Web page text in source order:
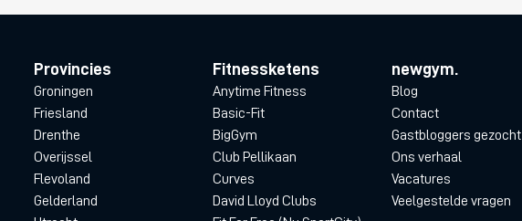
Provincies
Groningen
Friesland
Drenthe
Overijssel
Flevoland
Gelderland
Fitnessketens
Anytime Fitness
Basic-Fit
BigGym
Club Pellikaan
Curves
David Lloyd Clubs
newgym.
Blog
Contact
Gastbloggers gezocht
Ons verhaal
Vacatures
Veelgestelde vragen